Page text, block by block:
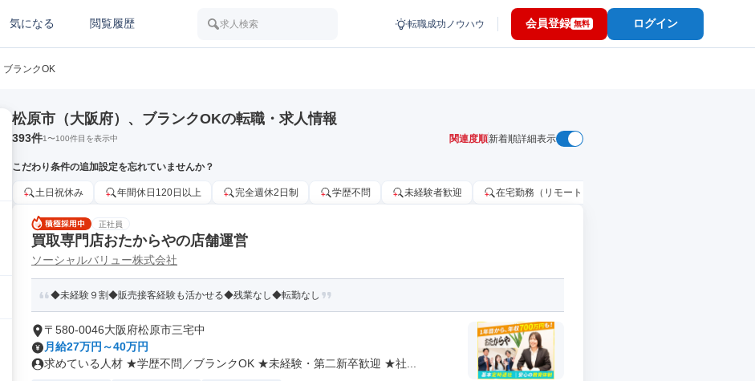
気になる 閲覧履歴 求人検索 転職成功ノウハウ 会員登録 無料 ログイン
ブランクOK
松原市（大阪府）、ブランクOKの転職・求人情報
393件1〜100件目を表示中 関連度順新着順詳細表示
こだわり条件の追加設定を忘れていませんか？
土日祝休み 年間休日120日以上 完全週休2日制 学歴不問 未経験者歓迎 在宅勤務（リモートワーク）OK
正社員
買取専門店おたからやの店舗運営
ソーシャルバリュー株式会社
◆未経験９割◆販売接客経験も活かせる◆残業なし◆転勤なし
〒580-0046大阪府松原市三宅中
月給27万円～40万円
求めている人材 ★学歴不問／ブランクOK ★未経験・第二新卒歓迎 ★社...